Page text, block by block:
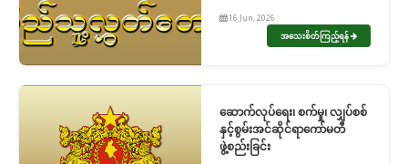
16 Jun, 2026
အသေးစိတ်ကြည့်ရန်
ဆောက်လုပ်ရေး၊ စက်မှု၊ လျှပ်စစ်
နှင့်စွမ်းအင်ဆိုင်ရာကော်မတီ
ဖွဲ့စည်းခြင်း